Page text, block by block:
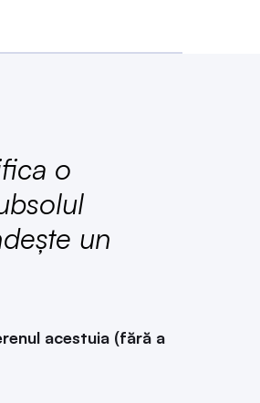
o
un
acestuia (fără a